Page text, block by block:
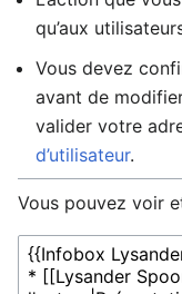
qu’aux
Vous devez
avant de
valider votre
d’utilisateur.
Vous pouvez voir